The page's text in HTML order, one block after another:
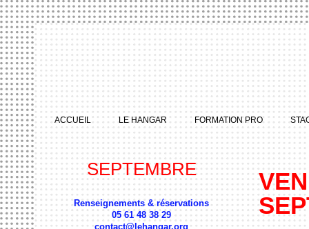
ACCUEIL LE HANGAR FORMATION PRO
SEPTEMBRE
Renseignements & réservations
05 61 48 38 29
contact@lehangar.org